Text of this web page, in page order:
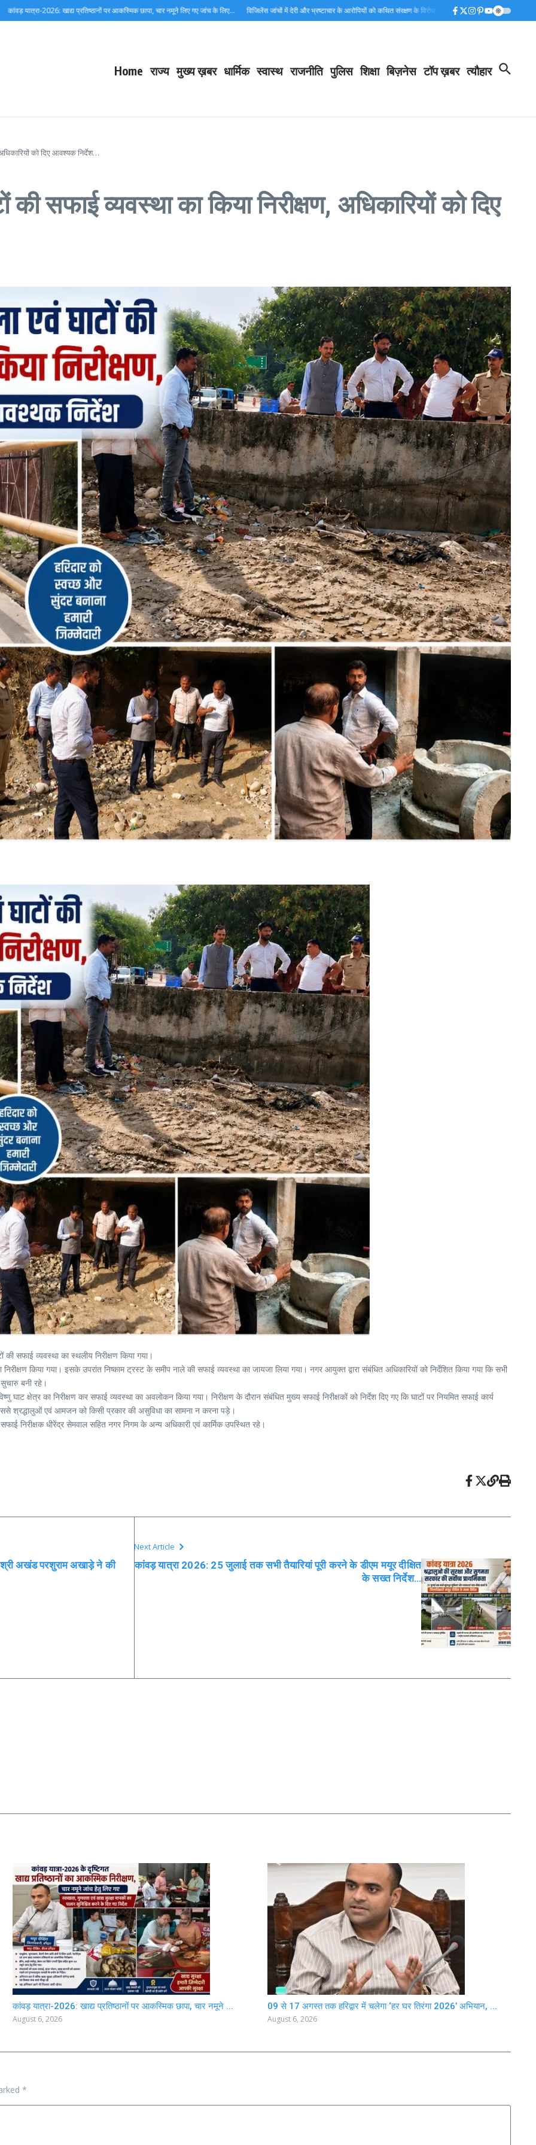
2026: खाद्य प्रतिष्ठानों पर आकस्मिक छापा, चार नमूने लिए गए जांच के लिए… विजिलेंस जांचों में देरी और भ्रष्टाचार के आरोपियों को कथित संरक्षण के विरोध में सुराज सेवा दल का हल्लाबोल , देखें वीडियो
Home राज्य मुख्य ख़बर धार्मिक स्वास्थ राजनीति पुलिस शिक्षा बिज़नेस टॉप ख़बर त्यौहार
को दिए आवश्यक निर्देश…
सफाई व्यवस्था का किया निरीक्षण, अधिकारियों को दिए
की सफाई व्यवस्था का स्थलीय निरीक्षण किया गया।
किया गया। इसके उपरांत निष्काम ट्रस्ट के समीप नाले की सफाई व्यवस्था का जायजा लिया गया। नगर आयुक्त द्वारा संबंधित अधिकारियों को निर्देशित किया गया कि सभी
बनी रहे।
क्षेत्र का निरीक्षण कर सफाई व्यवस्था का अवलोकन किया गया। निरीक्षण के दौरान संबंधित मुख्य सफाई निरीक्षकों को निर्देश दिए गए कि घाटों पर नियमित सफाई कार्य
श्रद्धालुओं एवं आमजन को किसी प्रकार की असुविधा का सामना न करना पड़े।
निरीक्षक धीरेंद्र सेमवाल सहित नगर निगम के अन्य अधिकारी एवं कार्मिक उपस्थित रहे।
श्री अखंड परशुराम अखाड़े ने की
Next Article
कांवड़ यात्रा 2026: 25 जुलाई तक सभी तैयारियां पूरी करने के डीएम मयूर दीक्षित
के सख्त निर्देश…
कांवड़ यात्रा-2026: खाद्य प्रतिष्ठानों पर आकस्मिक छापा, चार नमूने ...
August 6, 2026
09 से 17 अगस्त तक हरिद्वार में चलेगा ‘हर घर तिरंगा 2026’ अभियान, ...
August 6, 2026
*